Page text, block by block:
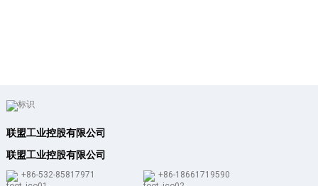
联盟工业控股有限公司
联盟工业控股有限公司
+86-532-85817971
+86-18661719590